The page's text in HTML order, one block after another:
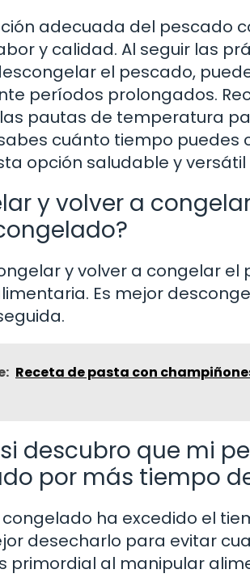
adecuada del pescado
y calidad. Al seguir las
el pescado,
períodos prolongados.
pautas de temperatura
cuánto tiempo
opción saludable y versátil
y volver a
y volver a congelar
Es mejor
Receta de pasta con
descubro que mi
por más tiempo
ha excedido el
desecharlo para evitar
primordial al manipular